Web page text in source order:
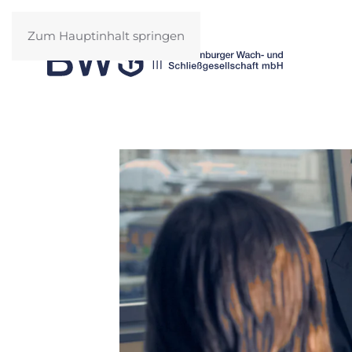
Zum Hauptinhalt springen